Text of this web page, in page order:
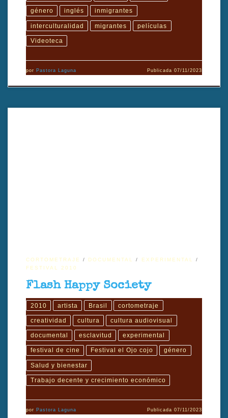
género inglés inmigrantes
interculturalidad migrantes películas
Videoteca
por Pastora Laguna Publicada07/11/2023
CORTOMETRAJE DOCUMENTAL
EXPERIMENTAL
FESTIVAL 2010
Flash Happy Society
2010 artista Brasil cortometraje
creatividad cultura cultura audiovisual
documental esclavitud experimental
festival de cine Festival el Ojo cojo género
Salud y bienestar
Trabajo decente y crecimiento económico
por Pastora Laguna Publicada07/11/2023